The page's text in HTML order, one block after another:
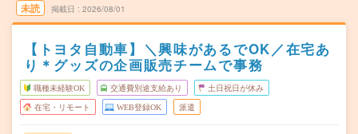
未読 掲載日 2026/08/01
【トヨタ自動車】＼興味があるでOK／在宅あ
り＊グッズの企画販売チームで事務
職種未経験OK 交通費別途支給あり 土日祝日が休み
在宅・リモート WEB登録OK 派遣